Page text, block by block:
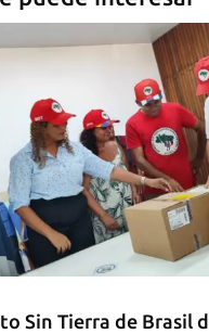
Sin Tierra de Brasil